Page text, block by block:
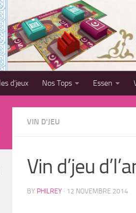
d’jeux Nos Tops Essen
VIN D'JEU
Vin d’jeu
BY PHILREY · 12 NOVEMBRE 2014